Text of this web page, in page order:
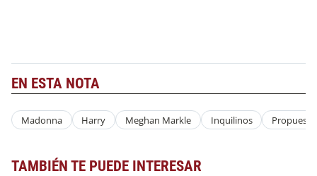
EN ESTA NOTA
Madonna Harry Meghan Markle Inquilinos Propuesta
TAMBIÉN TE PUEDE INTERESAR